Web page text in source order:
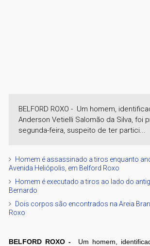
BELFORD ROXO - Um homem,
Anderson Vetielli Salomão da Silva, foi
segunda-feira, suspeito de ter partici...
Homem é assassinado a tiros enquanto
Avenida Heliópolis, em Belford Roxo
Homem é executado a tiros ao lado do
Bernardo
Dois corpos são encontrados na Areia
Roxo
BELFORD ROXO -
Um homem,